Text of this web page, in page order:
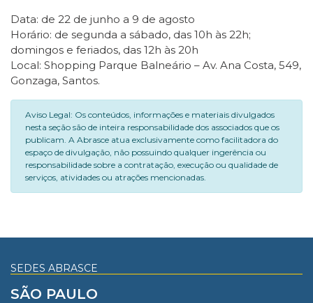
Data: de 22 de junho a 9 de agosto
Horário: de segunda a sábado, das 10h às 22h;
domingos e feriados, das 12h às 20h
Local: Shopping Parque Balneário – Av. Ana Costa, 549,
Gonzaga, Santos.
Aviso Legal: Os conteúdos, informações e materiais divulgados
nesta seção são de inteira responsabilidade dos associados que os
publicam. A Abrasce atua exclusivamente como facilitadora do
espaço de divulgação, não possuindo qualquer ingerência ou
responsabilidade sobre a contratação, execução ou qualidade de
serviços, atividades ou atrações mencionadas.
SEDES ABRASCE
SÃO PAULO